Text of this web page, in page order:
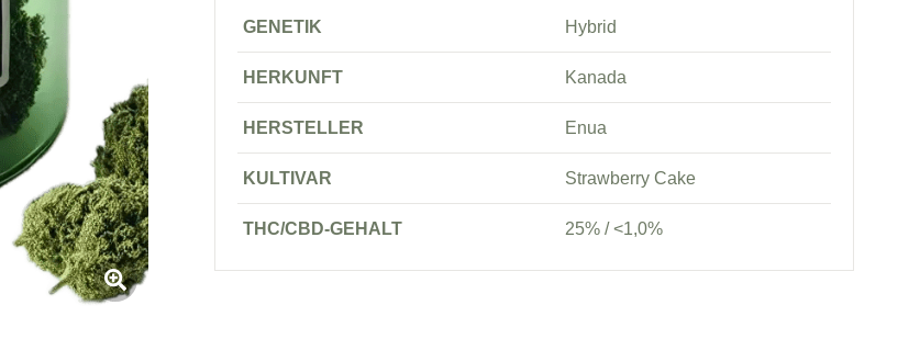
GENETIK Hybrid
HERKUNFT Kanada
HERSTELLER Enua
KULTIVAR Strawberry Cake
THC/CBD-GEHALT 25% / <1,0%